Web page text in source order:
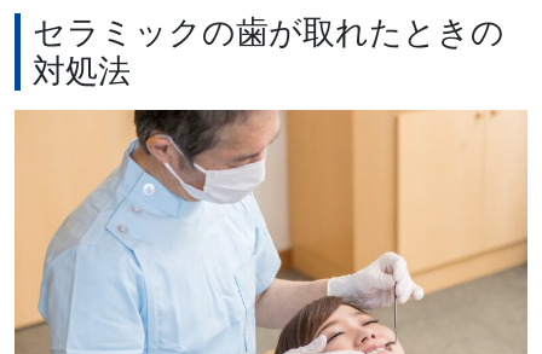
セラミックの歯が取れたときの
対処法